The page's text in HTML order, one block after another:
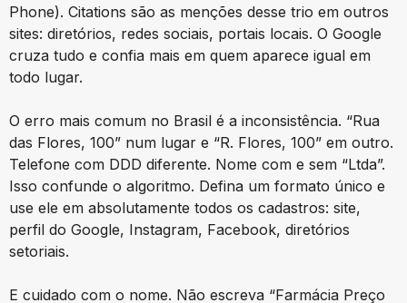
Phone). Citations são as menções desse trio em outros
sites: diretórios, redes sociais, portais locais. O Google
cruza tudo e confia mais em quem aparece igual em
todo lugar.
O erro mais comum no Brasil é a inconsistência. “Rua
das Flores, 100” num lugar e “R. Flores, 100” em outro.
Telefone com DDD diferente. Nome com e sem “Ltda”.
Isso confunde o algoritmo. Defina um formato único e
use ele em absolutamente todos os cadastros: site,
perfil do Google, Instagram, Facebook, diretórios
setoriais.
E cuidado com o nome. Não escreva “Farmácia Preço